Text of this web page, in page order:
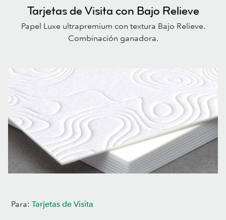
Tarjetas de Visita con Bajo Relieve
Papel Luxe ultrapremium con textura Bajo Relieve.
Combinación ganadora.
Para: Tarjetas de Visita